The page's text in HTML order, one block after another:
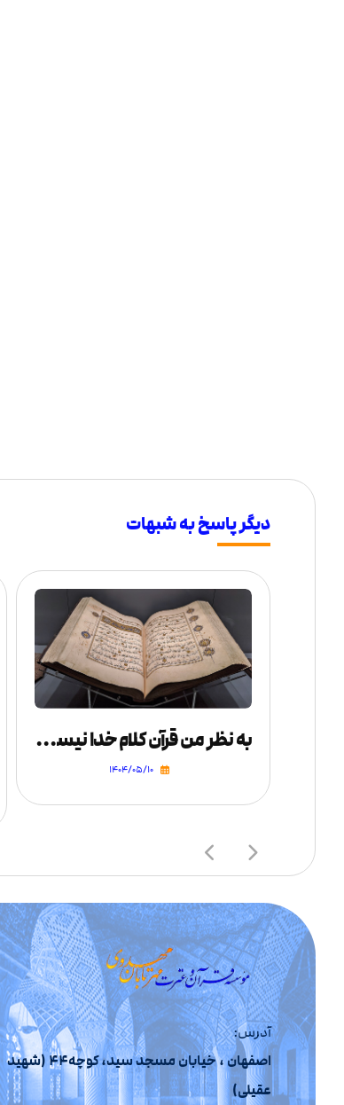
دیگر پاسخ به شبهات
به نظر من قرآن کلام خدا نیست چون از استدلالهای ضعیفی استفاده کرده است
۱۴۰۴/۰۵/۱۰
آدرس:
اصفهان ، خیابان مسجد سید، کوچه44 (شهید
عقیلی)